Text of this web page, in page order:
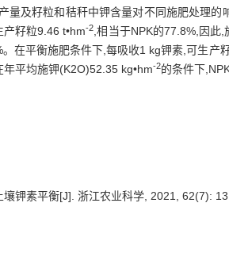
及籽粒和秸秆中钾含量对不同施肥处理的
籽粒9.46 t•hm-2 ,相当于NPK的77.8%,因此
在平衡施肥条件下,每吸收1 kg钾素,可生产
年平均施钾(K2O)52.35 kg•hm-2的条件下
钾素平衡[J]. 浙江农业科学, 2021, 62(7):